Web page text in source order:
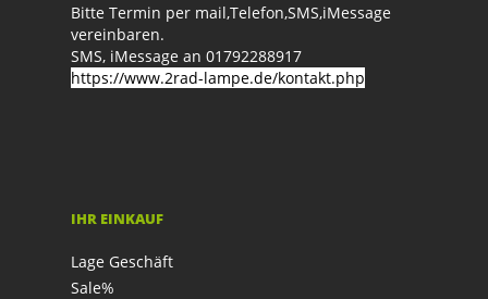
Bitte Termin per mail,Telefon,SMS,iMessage
vereinbaren.
SMS, iMessage an 01792288917
https://www.2rad-lampe.de/kontakt.php
IHR EINKAUF
Lage Geschäft
Sale%